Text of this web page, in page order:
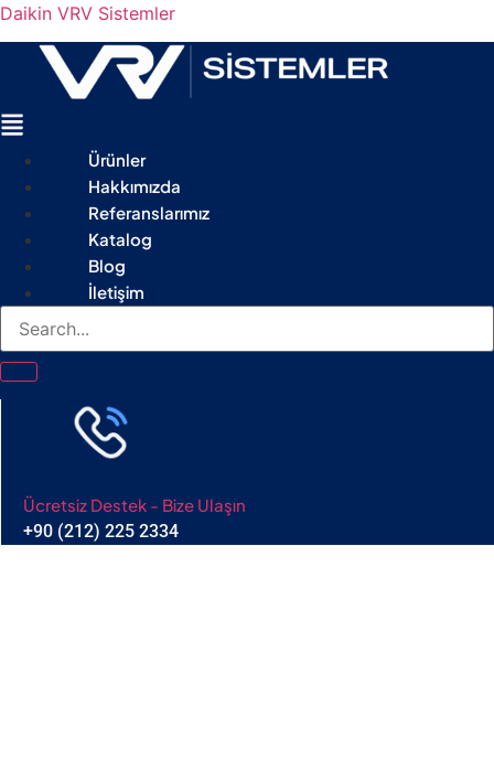
Daikin VRV Sistemler
Menu
Ürünler
Hakkımızda
Referanslarımız
Katalog
Blog
İletişim
Ücretsiz Destek - Bize Ulaşın
+90 (212) 225 2334